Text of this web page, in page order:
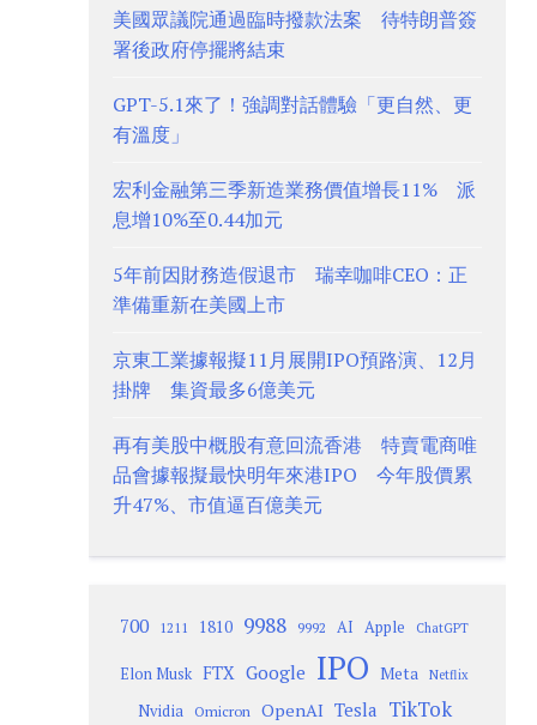
美國眾議院通過臨時撥款法案 待特朗普簽
署後政府停擺將結束
GPT-5.1來了！強調對話體驗「更自然、更
有溫度」
宏利金融第三季新造業務價值增長11% 派
息增10%至0.44加元
5年前因財務造假退市 瑞幸咖啡CEO：正
準備重新在美國上市
京東工業據報擬11月展開IPO預路演、12月
掛牌 集資最多6億美元
再有美股中概股有意回流香港 特賣電商唯
品會據報擬最快明年來港IPO 今年股價累
升47%、市值逼百億美元
700 1211 1810 9988 9992 AI Apple ChatGPT
Elon Musk FTX Google IPO Meta Netflix
Nvidia Omicron OpenAI Tesla TikTok